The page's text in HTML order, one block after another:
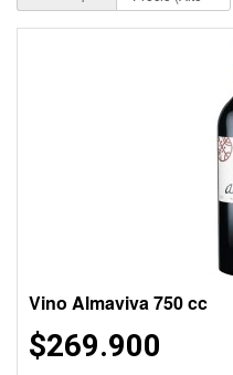
Vino Almaviva 750 cc
$269.900